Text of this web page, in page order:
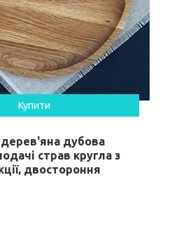
Купити
дубова
страв кругла з
двостороння